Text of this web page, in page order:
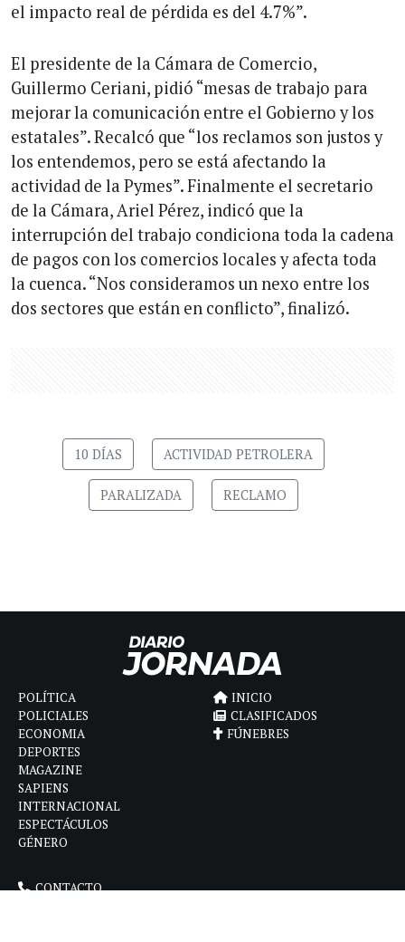
el impacto real de pérdida es del 4.7%”.
El presidente de la Cámara de Comercio,
Guillermo Ceriani, pidió “mesas de trabajo para
mejorar la comunicación entre el Gobierno y los
estatales”. Recalcó que “los reclamos son justos y
los entendemos, pero se está afectando la
actividad de la Pymes”. Finalmente el secretario
de la Cámara, Ariel Pérez, indicó que la
interrupción del trabajo condiciona toda la cadena
de pagos con los comercios locales y afecta toda
la cuenca. “Nos consideramos un nexo entre los
dos sectores que están en conflicto”, finalizó.
10 DÍAS ACTIVIDAD PETROLERA
PARALIZADA RECLAMO
POLÍTICA
POLICIALES
ECONOMIA
DEPORTES
MAGAZINE
SAPIENS
INTERNACIONAL
ESPECTÁCULOS
GÉNERO
INICIO
CLASIFICADOS
FÚNEBRES
CONTACTO